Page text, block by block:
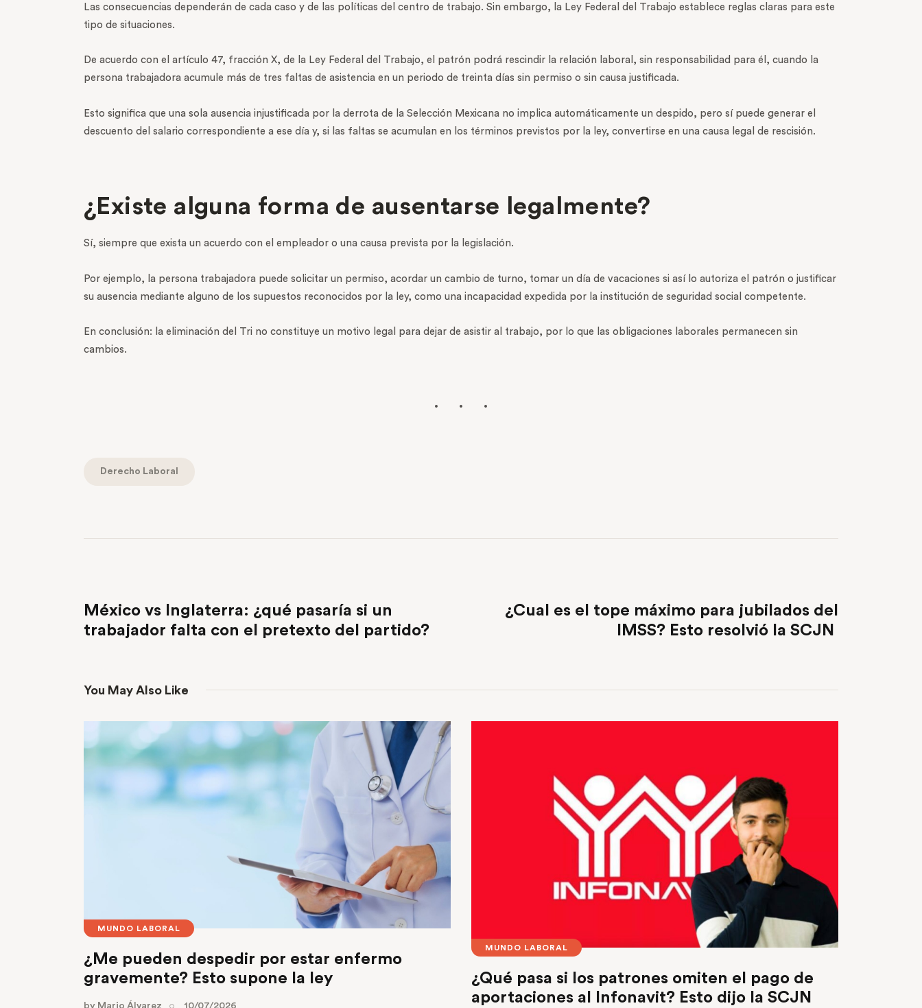
Las consecuencias dependerán de cada caso y de las políticas del centro de trabajo. Sin embargo, la Ley Federal del Trabajo establece reglas claras para este
tipo de situaciones.
De acuerdo con el artículo 47, fracción X, de la Ley Federal del Trabajo, el patrón podrá rescindir la relación laboral, sin responsabilidad para él, cuando la
persona trabajadora acumule más de tres faltas de asistencia en un periodo de treinta días sin permiso o sin causa justificada.
Esto significa que una sola ausencia injustificada por la derrota de la Selección Mexicana no implica automáticamente un despido, pero sí puede generar el
descuento del salario correspondiente a ese día y, si las faltas se acumulan en los términos previstos por la ley, convertirse en una causa legal de rescisión.
¿Existe alguna forma de ausentarse legalmente?
Sí, siempre que exista un acuerdo con el empleador o una causa prevista por la legislación.
Por ejemplo, la persona trabajadora puede solicitar un permiso, acordar un cambio de turno, tomar un día de vacaciones si así lo autoriza el patrón o justificar
su ausencia mediante alguno de los supuestos reconocidos por la ley, como una incapacidad expedida por la institución de seguridad social competente.
En conclusión: la eliminación del Tri no constituye un motivo legal para dejar de asistir al trabajo, por lo que las obligaciones laborales permanecen sin
cambios.
Derecho Laboral
México vs Inglaterra: ¿qué pasaría si un
trabajador falta con el pretexto del partido?
¿Cual es el tope máximo para jubilados del
IMSS? Esto resolvió la SCJN
You May Also Like
MUNDO LABORAL
¿Me pueden despedir por estar enfermo
gravemente? Esto supone la ley
MUNDO LABORAL
¿Qué pasa si los patrones omiten el pago de
aportaciones al Infonavit? Esto dijo la SCJN